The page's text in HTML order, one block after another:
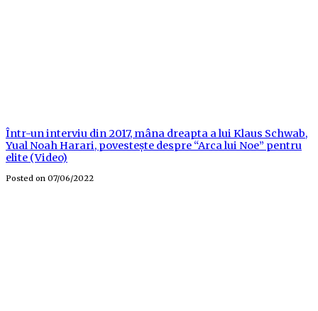
Într-un interviu din 2017, mâna dreapta a lui Klaus Schwab,
Yual Noah Harari, povestește despre “Arca lui Noe” pentru
elite (Video)
Posted on 07/06/2022